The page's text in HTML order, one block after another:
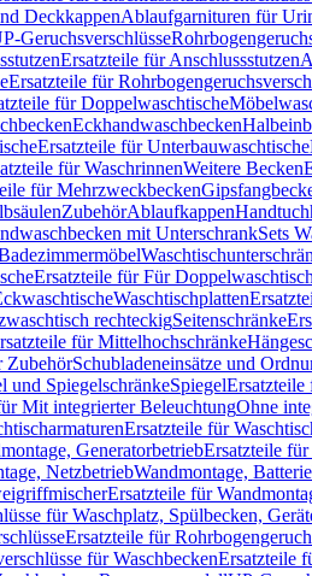
DeckkappenAblaufgarnituren für
Geruchsverschlüsse
Ersatzteile für Anschlussstutzen
Ersatzteile für
für Doppelwaschtische
Eckhandwaschbecken
Ersatzteile für Unterbauwaschtische
für WaschrinnenWeitere Becken
für Mehrzweckbecken
ZubehörAblaufkappen
mit UnterschrankSets
Ersatzteile für Für
Waschtischplatten
rechteckigSeitenschränke
für Mittelhochschränke
ZubehörSchubladeneinsätze und
und SpiegelschränkeSpiegelErsatzteile
Mit integrierter BeleuchtungOhne
Ersatzteile für
GeneratorbetriebErsatzteile
NetzbetriebWandmontage,
Ersatzteile für
für Waschplatz, Spülbecken,
Ersatzteile für
für WaschbeckenErsatzteile